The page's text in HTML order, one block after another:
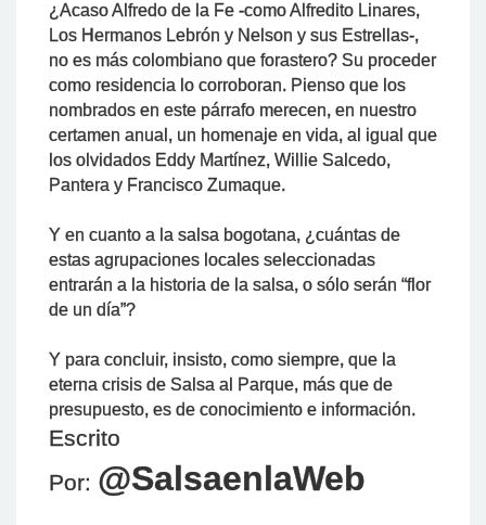
¿Acaso Alfredo de la Fe -como Alfredito Linares,
Los Hermanos Lebrón y Nelson y sus Estrellas-,
no es más colombiano que forastero? Su proceder
como residencia lo corroboran. Pienso que los
nombrados en este párrafo merecen, en nuestro
certamen anual, un homenaje en vida, al igual que
los olvidados Eddy Martínez, Willie Salcedo,
Pantera y Francisco Zumaque.
Y en cuanto a la salsa bogotana, ¿cuántas de
estas agrupaciones locales seleccionadas
entrarán a la historia de la salsa, o sólo serán “flor
de un día”?
Y para concluir, insisto, como siempre, que la
eterna crisis de Salsa al Parque, más que de
presupuesto, es de conocimiento e información.
Escrito
Por: @SalsaenlaWeb